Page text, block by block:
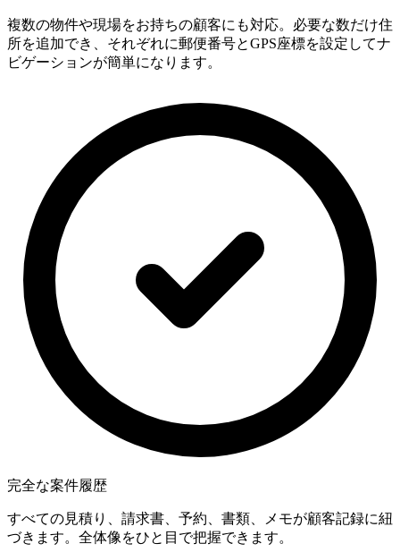
複数の物件や現場をお持ちの顧客にも対応。必要な数だけ住
所を追加でき、それぞれに郵便番号とGPS座標を設定してナ
ビゲーションが簡単になります。
完全な案件履歴
すべての見積り、請求書、予約、書類、メモが顧客記録に紐
づきます。全体像をひと目で把握できます。